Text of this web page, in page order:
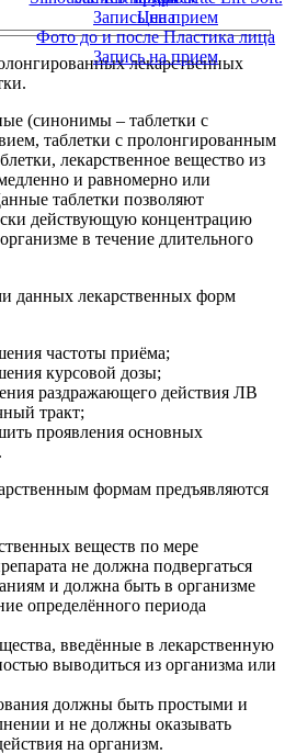
Цена
Фото до и после Пластика лица
Запись на прием
Запись на прием
лекарственных
(синонимы – таблетки с
таблетки с пролонгированным
лекарственное вещество из
и равномерно или
таблетки позволяют
действующую концентрацию
в течение длительного
данных лекарственных форм
частоты приёма;
курсовой дозы;
раздражающего действия ЛВ
тракт;
проявления основных
формам предъявляются
веществ по мере
не должна подвергаться
и должна быть в организме
определённого периода
введённые в лекарственную
выводиться из организма или
должны быть простыми и
и не должны оказывать
на организм.